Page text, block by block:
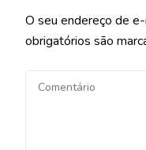
O seu endereço de
obrigatórios são